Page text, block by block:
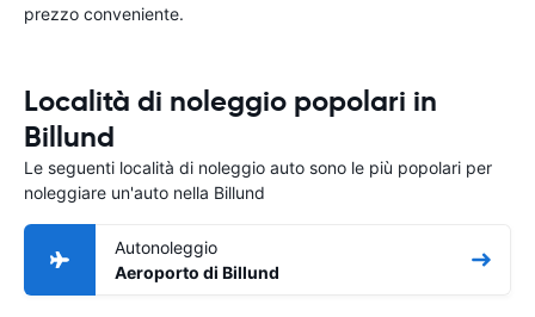
prezzo conveniente.
Località di noleggio popolari in
Billund
Le seguenti località di noleggio auto sono le più popolari per
noleggiare un'auto nella Billund
Autonoleggio
Aeroporto di Billund